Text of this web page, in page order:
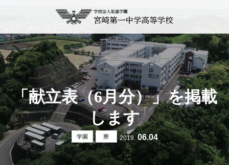
「献立表（6月分）」を掲載
します
学園 寮 2019.06.04